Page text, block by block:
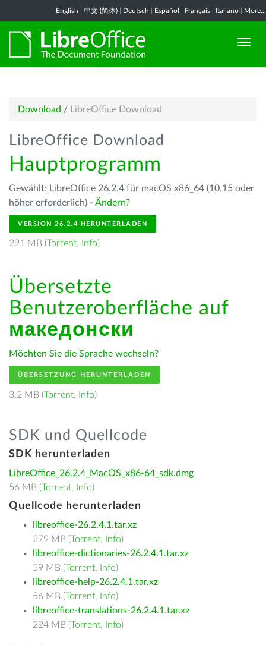
English 中文 (简体) Deutsch Español Français Italiano More...
Download / LibreOffice Download
LibreOffice Download
Hauptprogramm
Gewählt: LibreOffice 26.2.4 für macOS x86_64 (10.15 oder
höher erforderlich) - Ändern?
VERSION 26.2.4 HERUNTERLADEN
291 MB (Torrent, Info)
Übersetzte
Benutzeroberfläche auf
македонски
Möchten Sie die Sprache wechseln?
ÜBERSETZUNG HERUNTERLADEN
3.2 MB (Torrent, Info)
SDK und Quellcode
SDK herunterladen
LibreOffice_26.2.4_MacOS_x86-64_sdk.dmg
56 MB (Torrent, Info)
Quellcode herunterladen
libreoffice-26.2.4.1.tar.xz
279 MB (Torrent, Info)
libreoffice-dictionaries-26.2.4.1.tar.xz
59 MB (Torrent, Info)
libreoffice-help-26.2.4.1.tar.xz
56 MB (Torrent, Info)
libreoffice-translations-26.2.4.1.tar.xz
224 MB (Torrent, Info)